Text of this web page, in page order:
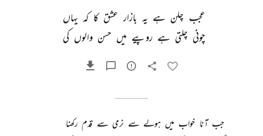
عجب چلن ہے یہ بازار عشق کا کہ یہاں
چونی چلتی ہے روپیے میں حسن والوں کی
جب آنا خواب میں ہولے سے نرمی سے قدم رکھنا